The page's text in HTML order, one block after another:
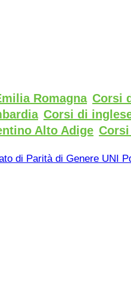
Romagna Corsi
Corsi di
Alto Adige
di Parità di Genere UNI